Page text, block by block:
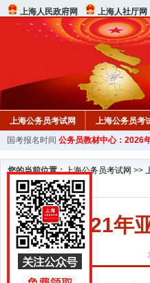
上海人民政府网 上海人社厅网
上海公务员考试网 上海公务员考
行测真题 在线咨询 教材中心
国考报名时间 公务员教材中心：2026
您的当前位置：上海公务员考试网 >>
2021年